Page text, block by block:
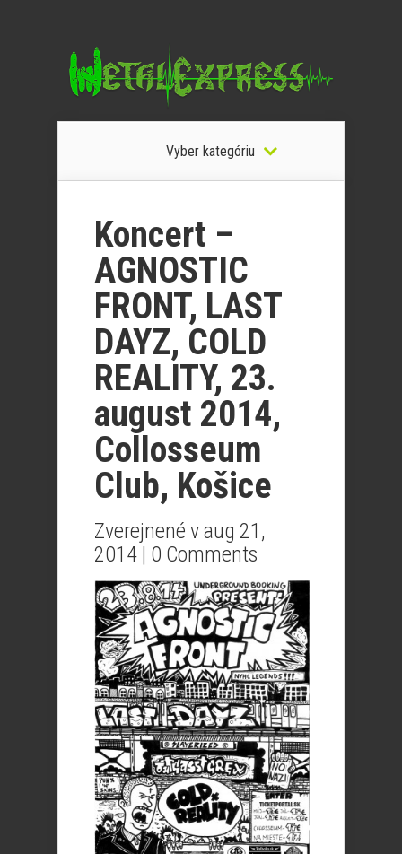
Vyber kategóriu
Koncert –
AGNOSTIC
FRONT, LAST
DAYZ, COLD
REALITY, 23.
august 2014,
Collosseum
Club, Košice
Zverejnené v aug 21,
2014 | 0 Comments